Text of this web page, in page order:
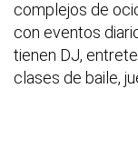
complejos de
con eventos
tienen DJ,
clases de baile,